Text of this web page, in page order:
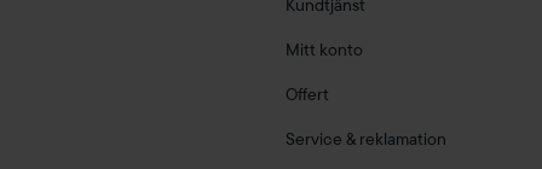
Kundtjänst
Mitt konto
Offert
Service & reklamation